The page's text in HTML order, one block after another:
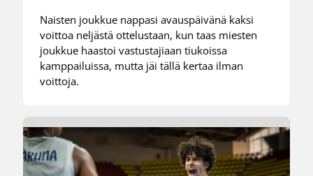
Naisten joukkue nappasi avauspäivänä kaksi
voittoa neljästä ottelustaan, kun taas miesten
joukkue haastoi vastustajiaan tiukoissa
kamppailuissa, mutta jäi tällä kertaa ilman
voittoja.